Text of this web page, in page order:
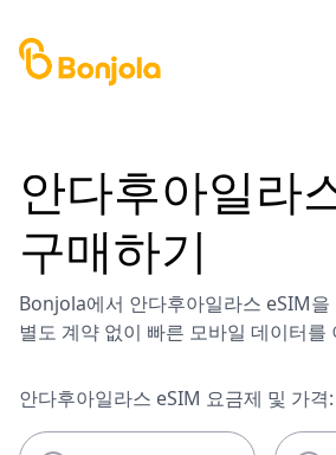
안다후아일라
구매하기
Bonjola에서 안다후아일라스 eSIM을
별도 계약 없이 빠른 모바일 데이터를
안다후아일라스 eSIM 요금제 및 가격: